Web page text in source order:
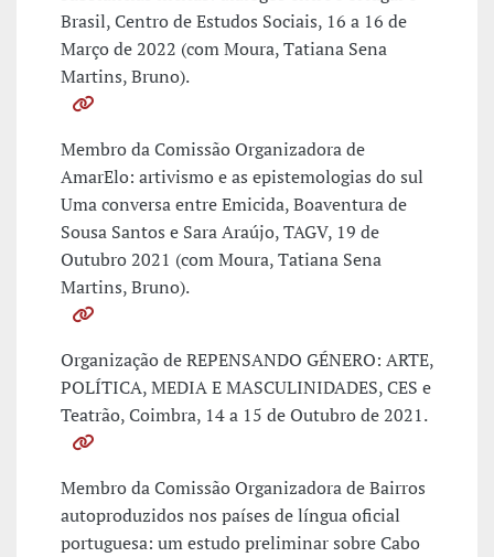
Brasil, Centro de Estudos Sociais, 16 a 16 de
Março de 2022 (com Moura, Tatiana Sena
Martins, Bruno).
Membro da Comissão Organizadora de
AmarElo: artivismo e as epistemologias do sul
Uma conversa entre Emicida, Boaventura de
Sousa Santos e Sara Araújo, TAGV, 19 de
Outubro 2021 (com Moura, Tatiana Sena
Martins, Bruno).
Organização de REPENSANDO GÉNERO: ARTE,
POLÍTICA, MEDIA E MASCULINIDADES, CES e
Teatrão, Coimbra, 14 a 15 de Outubro de 2021.
Membro da Comissão Organizadora de Bairros
autoproduzidos nos países de língua oficial
portuguesa: um estudo preliminar sobre Cabo